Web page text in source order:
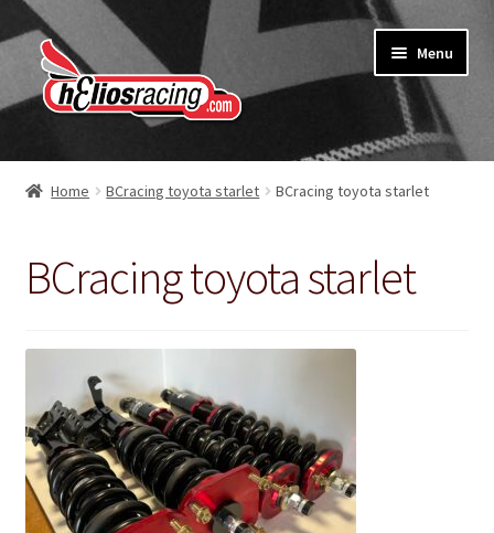
Ga
door
naar
Ga
naar
de
Menu
Webshop
Contact opnemen
Software service voor garages
Nieuws
Home BCracing toyota starlet BCracing toyota starlet
BCracing toyota starlet